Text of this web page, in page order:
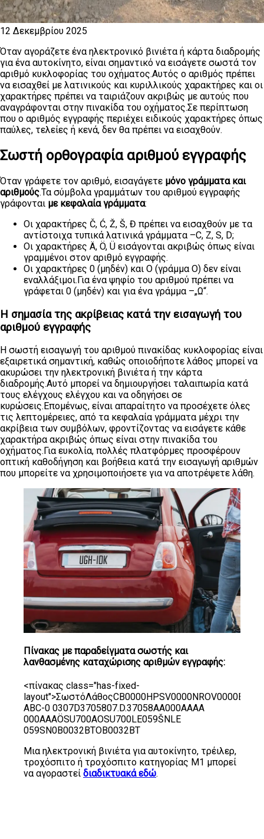
12 Δεκεμβρίου 2025
Όταν αγοράζετε ένα ηλεκτρονικό βινιέτα ή κάρτα διαδρομής
για ένα αυτοκίνητο, είναι σημαντικό να εισάγετε σωστά τον
αριθμό κυκλοφορίας του οχήματος.Αυτός ο αριθμός πρέπει
να εισαχθεί με λατινικούς και κυριλλικούς χαρακτήρες και οι
χαρακτήρες πρέπει να ταιριάζουν ακριβώς με αυτούς που
αναγράφονται στην πινακίδα του οχήματος.Σε περίπτωση
που ο αριθμός εγγραφής περιέχει ειδικούς χαρακτήρες όπως
παύλες, τελείες ή κενά, δεν θα πρέπει να εισαχθούν.
Σωστή ορθογραφία αριθμού εγγραφής
Όταν γράφετε τον αριθμό, εισαγάγετε μόνο γράμματα και
αριθμούς.Τα σύμβολα γραμμάτων του αριθμού εγγραφής
γράφονται με κεφαλαία γράμματα:
Οι χαρακτήρες Č, Ć, Ž, Š, Đ πρέπει να εισαχθούν με τα
αντίστοιχα τυπικά λατινικά γράμματα –C, Z, S, D;
Οι χαρακτήρες Ä, Ö, Ü εισάγονται ακριβώς όπως είναι
γραμμένοι στον αριθμό εγγραφής.
Οι χαρακτήρες 0 (μηδέν) και O (γράμμα Ο) δεν είναι
εναλλάξιμοι.Για ένα ψηφίο του αριθμού πρέπει να
γράφεται 0 (μηδέν) και για ένα γράμμα –„Ω“.
Η σημασία της ακρίβειας κατά την εισαγωγή του
αριθμού εγγραφής
Η σωστή εισαγωγή του αριθμού πινακίδας κυκλοφορίας είναι
εξαιρετικά σημαντική, καθώς οποιοδήποτε λάθος μπορεί να
ακυρώσει την ηλεκτρονική βινιέτα ή την κάρτα
διαδρομής.Αυτό μπορεί να δημιουργήσει ταλαιπωρία κατά
τους ελέγχους ελέγχου και να οδηγήσει σε
κυρώσεις.Επομένως, είναι απαραίτητο να προσέχετε όλες
τις λεπτομέρειες, από τα κεφαλαία γράμματα μέχρι την
ακρίβεια των συμβόλων, φροντίζοντας να εισάγετε κάθε
χαρακτήρα ακριβώς όπως είναι στην πινακίδα του
οχήματος.Για ευκολία, πολλές πλατφόρμες προσφέρουν
οπτική καθοδήγηση και βοήθεια κατά την εισαγωγή αριθμών
που μπορείτε να χρησιμοποιήσετε για να αποτρέψετε λάθη.
Πίνακας με παραδείγματα σωστής και
λανθασμένης καταχώρισης αριθμών εγγραφής:
<πίνακας class="has-fixed-
layout">ΣωστόΛάθοςСВ0000НРSV0000NRОV0000ВТ
АВС-0 0307D3705807.D.37058АА000АААА
000АААÖSU700АОSU700LE059ŠNLE
059SN0В0032ВТОВ0032ВТ
Μια ηλεκτρονική βινιέτα για αυτοκίνητο, τρέιλερ,
τροχόσπιτο ή τροχόσπιτο κατηγορίας M1 μπορεί
να αγοραστεί διαδικτυακά εδώ.